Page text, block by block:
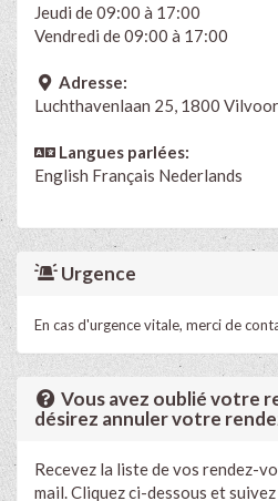
Jeudi de 09:00 à 17:00
Vendredi de 09:00 à 17:00
Adresse:
Luchthavenlaan 25, 1800
Langues parlées:
English Français Nederlands
Urgence
En cas d'urgence vitale, merci de
Vous avez oublié votre
désirez annuler votre
Recevez la liste de vos rendez-
mail. Cliquez ci-dessous et